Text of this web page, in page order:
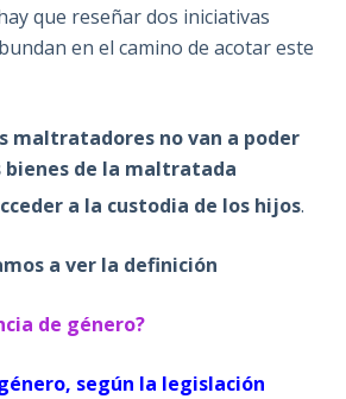
que reseñar dos iniciativas
en el camino de acotar este
maltratadores no van a poder
bienes de la maltratada
a la custodia de los hijos.
a ver la definición
de género?
según la legislación